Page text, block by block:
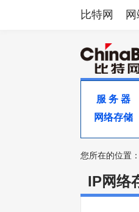
比特网
服 务 器
网络存储
您所在的位置：
IP网络